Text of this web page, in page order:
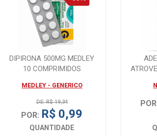
DIPIRONA 500MG MEDLEY
10 COMPRIMIDOS
MEDLEY - GENERICO
DE: R$ 19,34
POR: R$ 0,99
QUANTIDADE